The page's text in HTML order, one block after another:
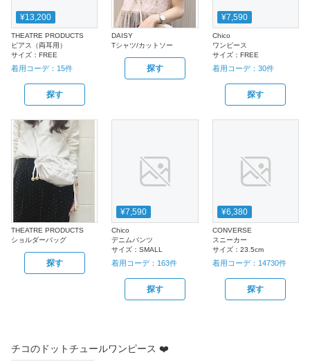
¥13,200
THEATRE PRODUCTS
ピアス（両耳用）
サイズ： FREE
着用コーデ： 15件
探す
DAISY
Tシャツ/カットソー
探す
¥7,590
Chico
ワンピース
サイズ： FREE
着用コーデ： 30件
探す
THEATRE PRODUCTS
ショルダーバッグ
探す
¥7,590
Chico
デニムパンツ
サイズ：SMALL
着用コーデ： 163件
探す
¥6,380
CONVERSE
スニーカー
サイズ： 23.5cm
着用コーデ： 14730件
探す
チコのドットチュールワンピース ❤️